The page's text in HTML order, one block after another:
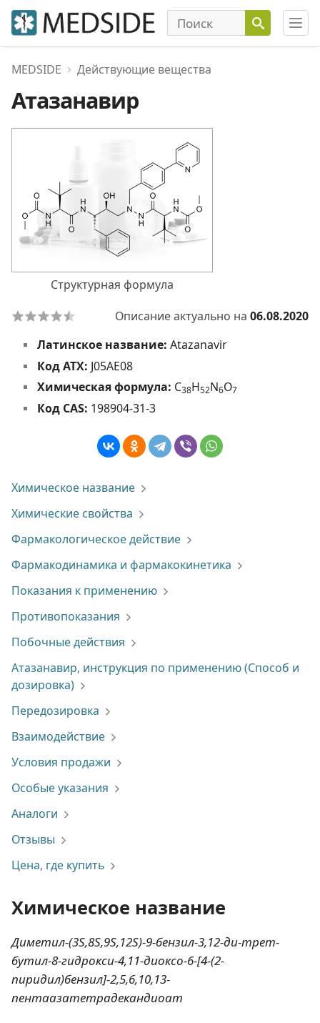
MEDSIDE Действующие вещества
Атазанавир
Структурная формула
Описание актуально на 06.08.2020
Латинское название: Atazanavir
Код АТХ: J05AE08
Химическая формула: C38H52N6O7
Код CAS: 198904-31-3
Химическое название
Химические свойства
Фармакологическое действие
Фармакодинамика и фармакокинетика
Показания к применению
Противопоказания
Побочные действия
Атазанавир, инструкция по применению (Способ и
дозировка)
Передозировка
Взаимодействие
Условия продажи
Особые указания
Аналоги
Отзывы
Цена, где купить
Химическое название
Диметил-(3S,8S,9S,12S)-9-бензил-3,12-ди-трет-
бутил-8-гидрокси-4,11-диоксо-6-[4-(2-
пиридил)бензил]-2,5,6,10,13-
пентаазатетрадекандиоат